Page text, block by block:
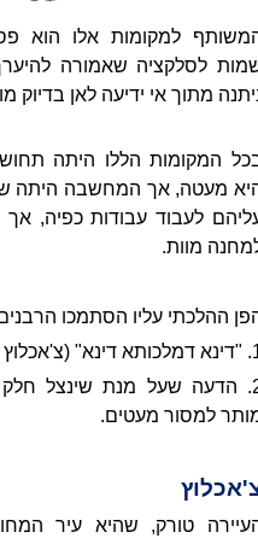
למקומות אלו הוא
לסלקציה שאמורה
מתוך אי ידיעה לאן בדיוק
המקומות הללו היתה
מעטה, אך המחשבה היתה
לעבוד עבודות כפיה,
מוות.
ההלכתי עליו הסתמכו
- ראה להלן).
2. הדעה שעל מנת שינצל חלק
למסור מעטים.
טורק, שהיא עיר